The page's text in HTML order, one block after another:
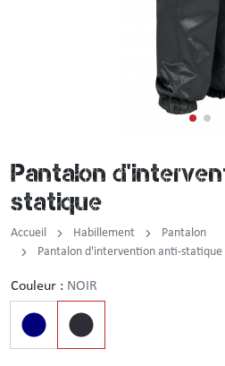
Pantalon
statique
Accueil Habillement
Pantalon
Pantalon d'intervention anti-statique
Couleur : NOIR
Gilet
Chemise F1
Veste
Pull / Sweat-shirt
Brassard / Chèche / Guêtre
Montre